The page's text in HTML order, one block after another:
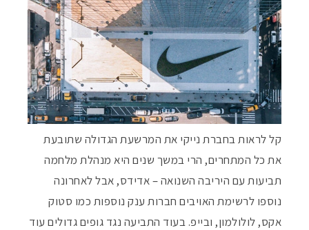
קל לראות בחברת נייקי את המרשעת הגדולה שתובעת
את כל המתחרים, הרי במשך שנים היא מנהלת מלחמה
תביעות עם היריבה השנואה – אדידס, אבל לאחרונה
נוספו לרשימת האויבים חברות ענק נוספות כמו סטוק
אקס, לולולמון, ובייפ. בעוד התביעה נגד גופים גדולים עוד